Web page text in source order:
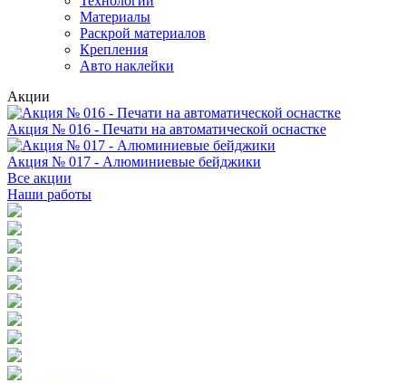
Материалы
Раскрой материалов
Крепления
Авто наклейки
Акции
Акция № 016 - Печати на автоматической оснастке
Акция № 017 - Алюминиевые бейджики
Все акции
Наши работы